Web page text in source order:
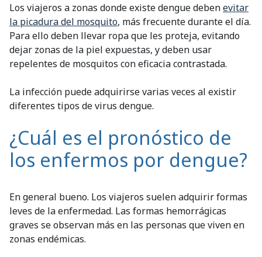
Los viajeros a zonas donde existe dengue debenevitar
la picadura del mosquito, más frecuente durante el día.
Para ello deben llevar ropa que les proteja, evitando
dejar zonas de la piel expuestas, y deben usar
repelentes de mosquitos con eficacia contrastada.
La infección puede adquirirse varias veces al existir
diferentes tipos de virus dengue.
¿Cuál es el pronóstico de
los enfermos por dengue?
En general bueno. Los viajeros suelen adquirir formas
leves de la enfermedad. Las formas hemorrágicas
graves se observan más en las personas que viven en
zonas endémicas.